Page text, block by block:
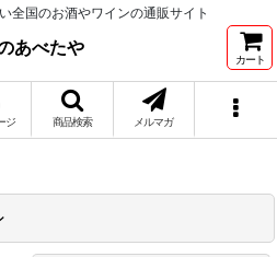
全国のお酒やワインの通販サイト
あべたや
カート
ジ 商品検索 メルマガ